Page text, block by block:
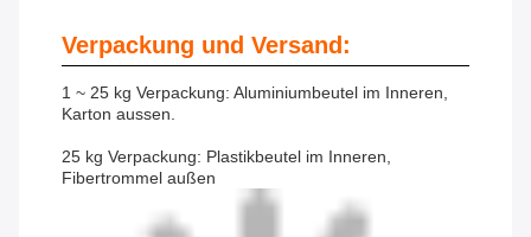
Verpackung und Versand:
1 ~ 25 kg Verpackung: Aluminiumbeutel im Inneren,
Karton aussen.
25 kg Verpackung: Plastikbeutel im Inneren,
Fibertrommel außen